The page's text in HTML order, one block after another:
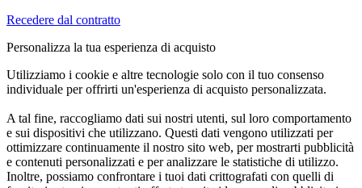
Recedere dal contratto
Personalizza la tua esperienza di acquisto
Utilizziamo i cookie e altre tecnologie solo con il tuo consenso
individuale per offrirti un'esperienza di acquisto personalizzata.
A tal fine, raccogliamo dati sui nostri utenti, sul loro comportamento
e sui dispositivi che utilizzano. Questi dati vengono utilizzati per
ottimizzare continuamente il nostro sito web, per mostrarti pubblicità
e contenuti personalizzati e per analizzare le statistiche di utilizzo.
Inoltre, possiamo confrontare i tuoi dati crittografati con quelli di